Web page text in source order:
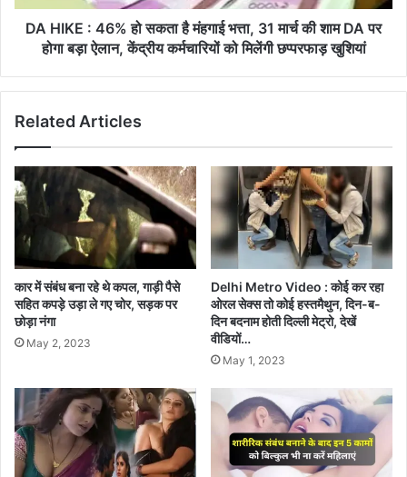
DA HIKE : 46% हो सकता है मंहगाई भत्ता, 31 मार्च की शाम DA पर
होगा बड़ा ऐलान, केंद्रीय कर्मचारियों को मिलेंगी छप्परफाड़ खुशियां
Related Articles
कार में संबंध बना रहे थे कपल, गाड़ी पैसे
सहित कपड़े उड़ा ले गए चोर, सड़क पर
छोड़ा नंगा
May 2, 2023
Delhi Metro Video : कोई कर रहा
ओरल सेक्स तो कोई हस्तमैथुन, दिन-ब-
दिन बदनाम होती दिल्ली मेट्रो, देखें
वीडियों…
May 1, 2023